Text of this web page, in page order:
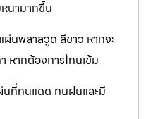
นามากขึ้น
ผ่นพลาสวูด สีขาว หากจะ
หากต้องการโทนเข้ม
นที่ทนแดด ทนฝนและมี